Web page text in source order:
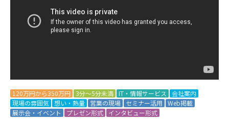
120万円から350万円 3分～5分未満 IT・情報サービス
会社案内
現場の雰囲気
想い・熱量 営業の現場 セミナー活用
Web掲載
展示会・イベント
プレゼン形式 インタビュー形式